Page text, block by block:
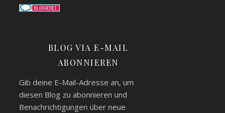
BLOG VIA E-MAIL
ABONNIEREN
Gib deine E-Mail-Adresse an, um
diesen Blog zu abonnieren und
Benachrichtigungen über neue